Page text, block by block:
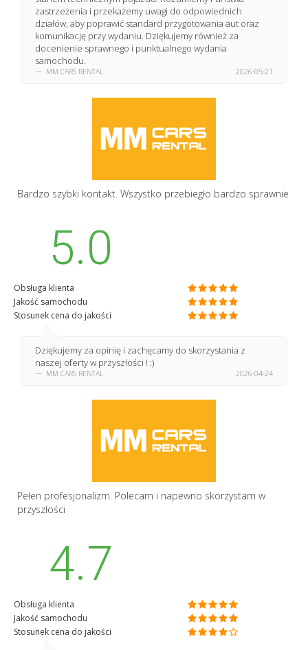
drodze. Z plusów wydanie pojazdu było szybkie i punktualne.
zastrzeżenia i przekażemy uwagi do odpowiednich
działów, aby poprawić standard przygotowania aut oraz
komunikację przy wydaniu. Dziękujemy również za
docenienie sprawnego i punktualnego wydania
samochodu.
MM CARS RENTAL 2026-05-21
Bardzo szybki kontakt. Wszystko przebiegło bardzo sprawnie
5.0
Obsługa klienta
Jakość samochodu
Stosunek cena do jakości
Dziękujemy za opinię i zachęcamy do skorzystania z
naszej oferty w przyszłości ! :)
MM CARS RENTAL 2026-04-24
Pełen profesjonalizm. Polecam i napewno skorzystam w
przyszłości
4.7
Obsługa klienta
Jakość samochodu
Stosunek cena do jakości